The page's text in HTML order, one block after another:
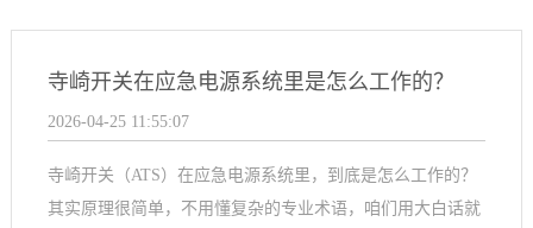
寺崎开关在应急电源系统里是怎么工作的？
2026-04-25 11:55:07
寺崎开关（ATS）在应急电源系统里，到底是怎么工作的？
其实原理很简单，不用懂复杂的专业术语，咱们用大白话就